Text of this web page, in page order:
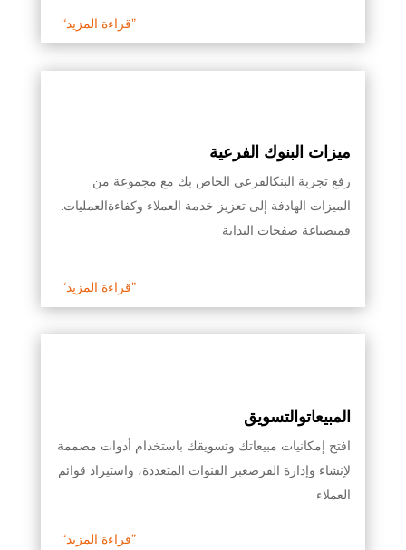
“قراءة المزيد”
ميزات البنوك الفرعية
رفع تجربة البنكالفرعي الخاص بك مع مجموعة من
الميزات الهادفة إلى تعزيز خدمة العملاء وكفاءةالعمليات.
قمبصياغة صفحات البداية
“قراءة المزيد”
المبيعاتوالتسويق
افتح إمكانيات مبيعاتك وتسويقك باستخدام أدوات مصممة
لإنشاء وإدارة الفرصعبر القنوات المتعددة، واستيراد قوائم
العملاء
“قراءة المزيد”